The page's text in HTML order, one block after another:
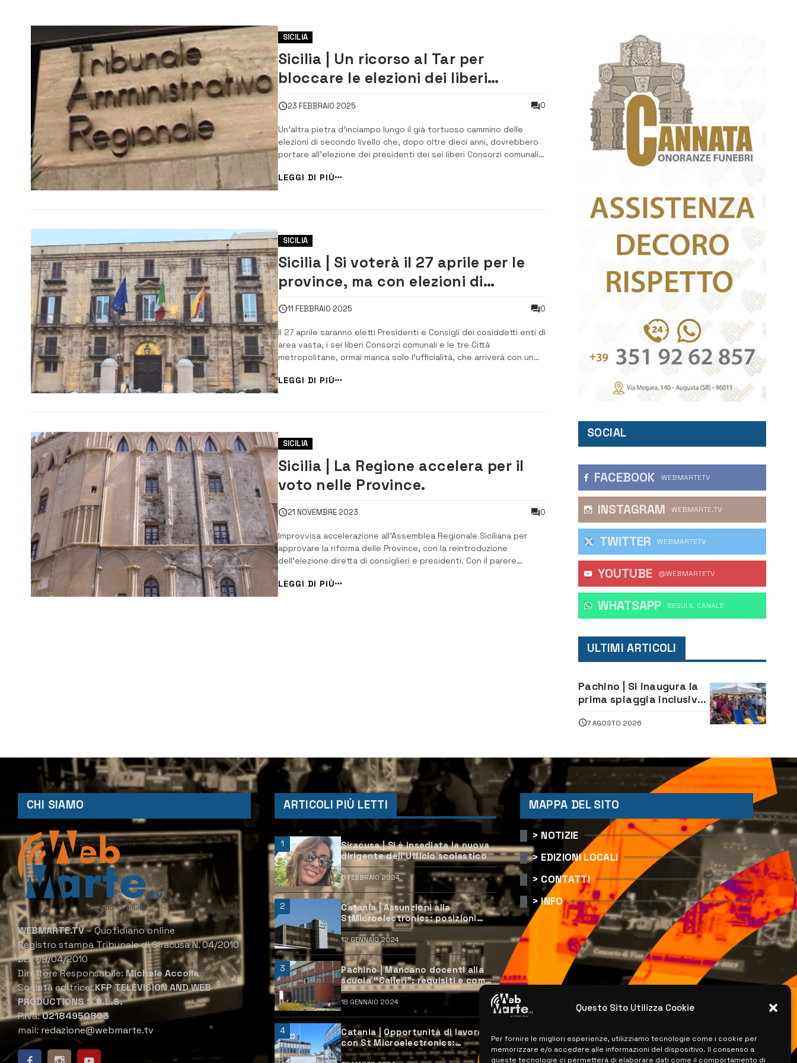
Questo Sito Utilizza Cookie
Per fornire le migliori esperienze, utilizziamo tecnologie come i cookie per
memorizzare e/o accedere alle informazioni del dispositivo. Il consenso a
queste tecnologie ci permetterà di elaborare dati come il comportamento di
SICILIA
Sicilia | Un ricorso al Tar per
bloccare le elezioni dei liberi
Consorzi e dei Consigli
metropolitani
23 FEBBRAIO 2025 0
Un’altra pietra d’inciampo lungo il già tortuoso cammino delle
elezioni di secondo livello che, dopo oltre dieci anni, dovrebbero
portare all’elezione dei presidenti dei sei liberi Consorzi comunali,
metropolitane. Il presidente del Consiglio comunale di Ispica,
Giambattista Geno...
LEGGI DI PIÙ
SICILIA
Sicilia | Si voterà il 27 aprile per le
province, ma con elezioni di
secondo livello
11 FEBBRAIO 2025 0
Il 27 aprile saranno eletti Presidenti e Consigli dei cosiddetti enti di
area vasta, i sei liberi Consorzi comunali e le tre Città
metropolitane, ormai manca solo l’ufficialità, che arriverà con un
decreto del Presidente della Regione previsto per i prossimi
giorni. Dopo un decennio di commissariamenti, seguito allo
scioglimento delle province...
LEGGI DI PIÙ
SICILIA
Sicilia | La Regione accelera per il
voto nelle Province.
21 NOVEMBRE 2023 0
Improvvisa accelerazione all’Assemblea Regionale Siciliana per
approvare la riforma delle Province, con la reintroduzione
dell’elezione diretta di consiglieri e presidenti. Con il parere
favorevole della commissione Bilancio dell’Ars all’emendamento
presentato dall’assessore al bilancio Falcone, è ripartito l’iter per
l’approvazione del disegn...
LEGGI DI PIÙ
SOCIAL
FACEBOOK WEBMARTETV
INSTAGRAM WEBMARTE.TV
TWITTER WEBMARTETV
YOUTUBE @WEBMARTETV
WHATSAPP ‎SEGUI IL CANALE
ULTIMI ARTICOLI
Pachino | Si inaugura la
prima spiaggia inclusiva
assistenza e prevenzione
7 AGOSTO 2026
CHI SIAMO
WEBMARTE.TV– Quotidiano online
Registro stampa Tribunale di Siracusa N. 04/2010
DEL 09/04/2010
Direttore Responsabile:Michele Accolla
Società editrice:KFP TELEVISION AND WEB
PRODUCTIONS S.R.L.S.
P.Iva:02184950893
mail: redazione@webmarte.tv
ARTICOLI PIÙ LETTI
1
Siracusa | Si è insediata la nuova
dirigente dell’Ufficio scolastico
6 FEBBRAIO 2024
2
Catania | Assunzioni alla
StMicroelectronics: posizioni
aperte e come candidarsi
12 GENNAIO 2024
3
Pachino | Mancano docenti alla
scuola “Calleri”: requisiti e come
candidarsi
18 GENNAIO 2024
4
Catania | Opportunità di lavoro
con St Microelectronics:
centinaia di assunzioni previste
MAPPA DEL SITO
> NOTIZIE
> EDIZIONI LOCALI
> CONTATTI
> INFO